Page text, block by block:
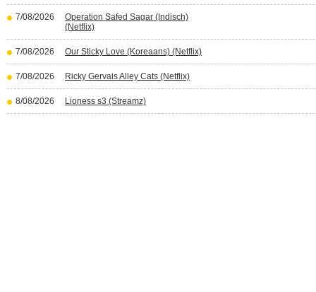
7/08/2026
Operation Safed Sagar (Indisch)
(Netflix)
7/08/2026 Our Sticky Love (Koreaans) (Netflix)
7/08/2026 Ricky Gervais Alley Cats (Netflix)
8/08/2026 Lioness s3 (Streamz)